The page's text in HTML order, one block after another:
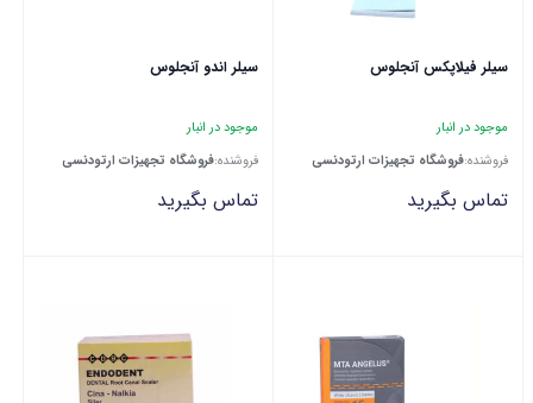
سیلر فیلاپکس آنجلوس
موجود در انبار
فروشنده:فروشگاه تجهیزات ارتودنسی
تماس بگیرید
سیلر اندو آنجلوس
موجود در انبار
فروشنده:فروشگاه تجهیزات ارتودنسی
تماس بگیرید